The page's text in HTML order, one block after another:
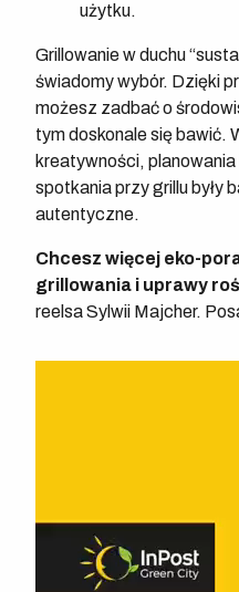
użytku.
Grillowanie w duchu
świadomy wybór. Dzięki
możesz zadbać o
tym doskonale się bawić.
kreatywności,
spotkania przy grillu były
autentyczne.
Chcesz więcej eko-
grillowania i uprawy
reelsa Sylwii Majcher.